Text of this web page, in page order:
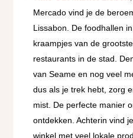
Mercado vind je de
Lissabon. De foodhallen
kraampjes van de
restaurants in de stad.
van Seame en nog veel
dus als je trek hebt, zorg
mist. De perfecte manier
ontdekken. Achterin vind
winkel met veel lokale